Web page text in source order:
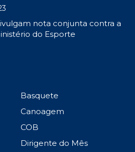
nota conjunta contra a
do Esporte
Basquete
Canoagem
COB
Dirigente do Mês